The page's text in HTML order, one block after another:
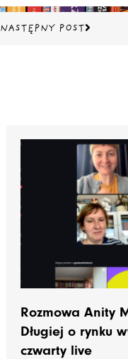
NASTĘPNY POSTNastępny
Rozmowa Anity
Długiej o rynku
czwarty live